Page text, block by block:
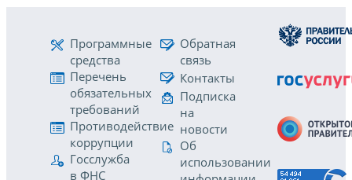
Программные
средства
Перечень
обязательных
требований
Противодействие
коррупции
Госслужба
в ФНС
Обратная
связь
Контакты
Подписка
на
новости
Об
использовании